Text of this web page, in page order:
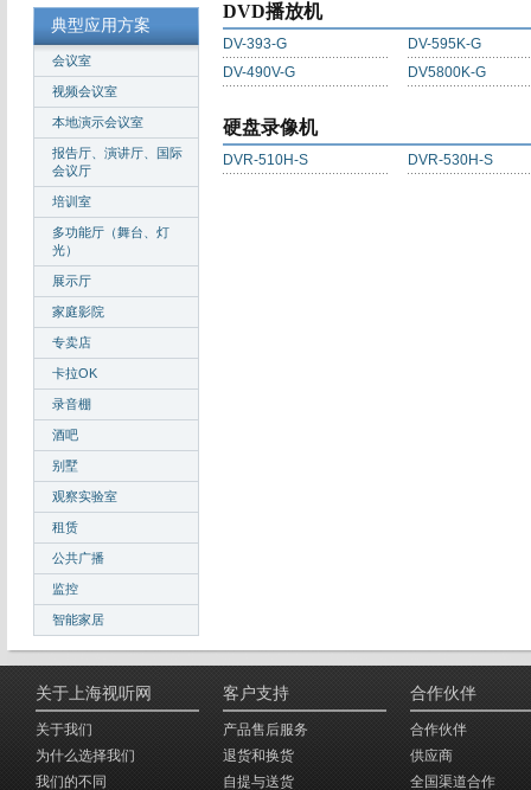
DVD播放机
DV-393-G
DV-490V-G
DV-595K-G
DV5800K-G
硬盘录像机
DVR-510H-S DVR-530H-S
典型应用方案
会议室
视频会议室
本地演示会议室
报告厅、演讲厅、国际
会议厅
培训室
多功能厅（舞台、灯
光）
展示厅
家庭影院
专卖店
卡拉OK
录音棚
酒吧
别墅
观察实验室
租赁
公共广播
监控
智能家居
关于上海视听网
关于我们
为什么选择我们
我们的不同
客户支持
产品售后服务
退货和换货
自提与送货
合作伙伴
合作伙伴
供应商
全国渠道合作